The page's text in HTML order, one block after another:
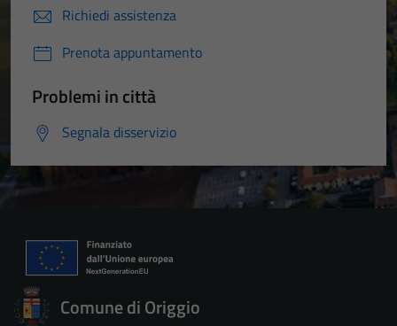
Richiedi assistenza
Prenota appuntamento
Problemi in città
Segnala disservizio
Comune di Origgio